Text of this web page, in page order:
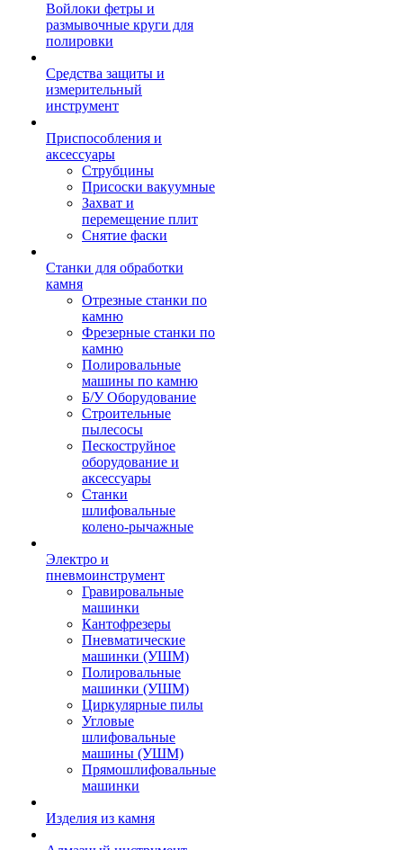
Войлоки фетры и
размывочные круги для
полировки
Средства защиты и
измерительный
инструмент
Приспособления и
аксессуары
Струбцины
Присоски вакуумные
Захват и
перемещение плит
Снятие фаски
Станки для обработки
камня
Отрезные станки по
камню
Фрезерные станки по
камню
Полировальные
машины по камню
Б/У Оборудование
Строительные
пылесосы
Пескоструйное
оборудование и
аксессуары
Станки
шлифовальные
колено-рычажные
Электро и
пневмоинструмент
Гравировальные
машинки
Кантофрезеры
Пневматические
машинки (УШМ)
Полировальные
машинки (УШМ)
Циркулярные пилы
Угловые
шлифовальные
машины (УШМ)
Прямошлифовальные
машинки
Изделия из камня